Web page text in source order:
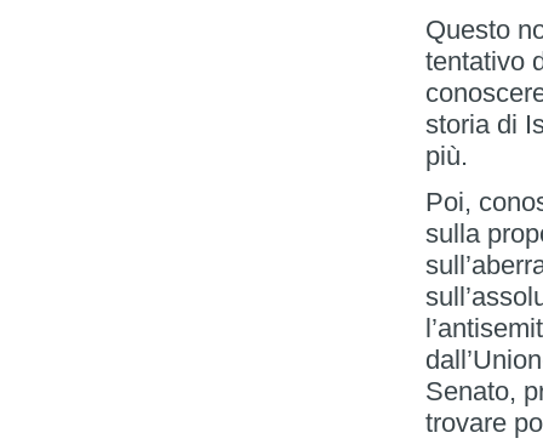
Questo
tentativo
storia di
più.
Poi,
sulla
Senato,
trovare